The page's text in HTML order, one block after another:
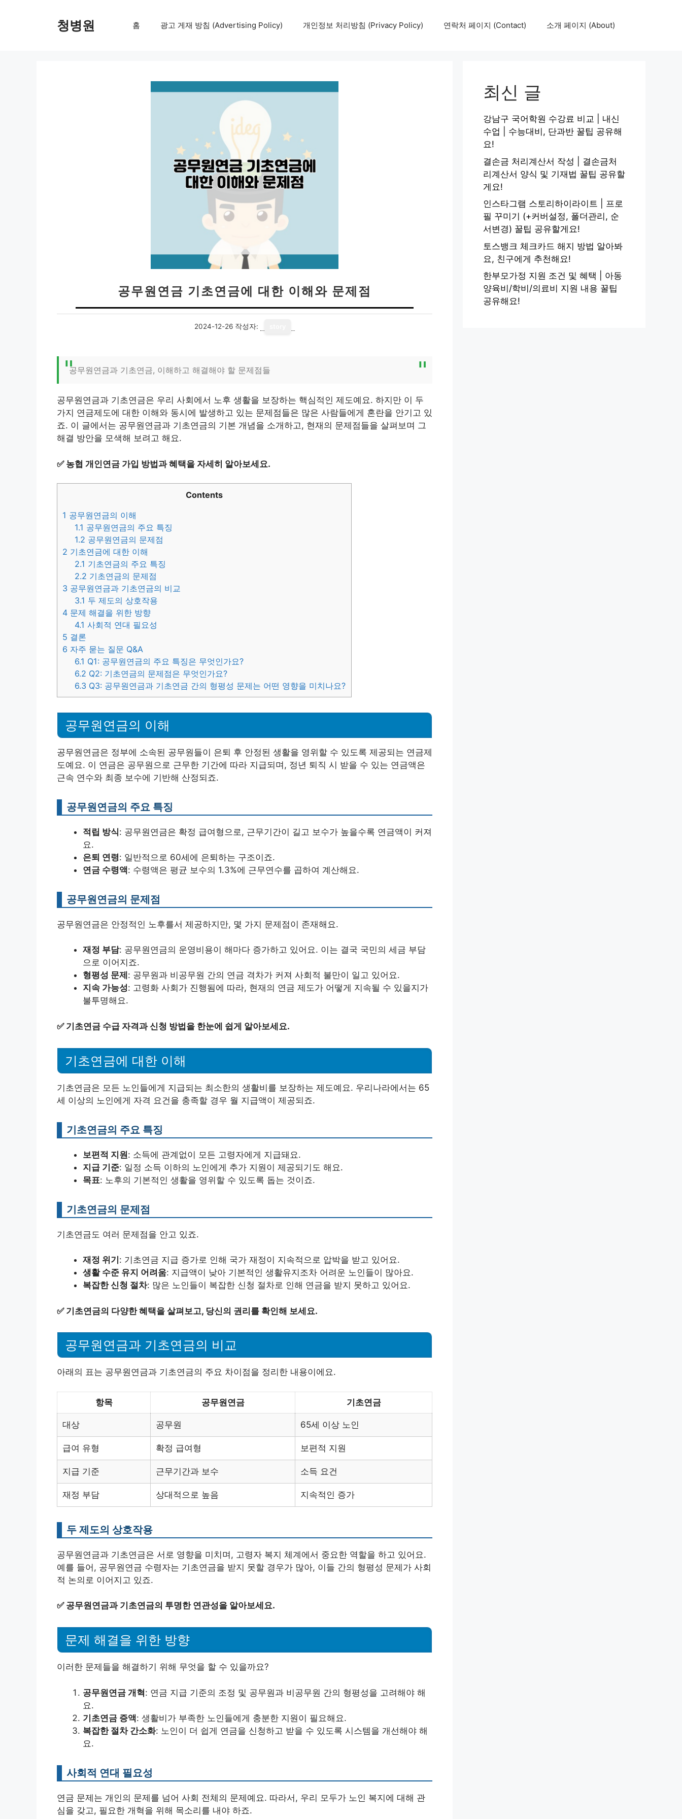
청병원 홈 광고 게재 방침 (Advertising Policy) 개인정보 처리방침 (Privacy Policy) 연락처 페이지 (Contact) 소개 페이지 (About)
공무원연금 기초연금에 대한 이해와 문제점
2024-12-26 작성자:
공무원연금과 기초연금, 이해하고 해결해야 할 문제점들
공무원연금과 기초연금은 우리 사회에서 노후 생활을 보장하는 핵심적인 제도예요. 하지만 이 두
가지 연금제도에 대한 이해와 동시에 발생하고 있는 문제점들은 많은 사람들에게 혼란을 안기고 있
죠. 이 글에서는 공무원연금과 기초연금의 기본 개념을 소개하고, 현재의 문제점들을 살펴보며 그
해결 방안을 모색해 보려고 해요.
✅ 농협 개인연금 가입 방법과 혜택을 자세히 알아보세요.
Contents
1 공무원연금의 이해
1.1 공무원연금의 주요 특징
1.2 공무원연금의 문제점
2 기초연금에 대한 이해
2.1 기초연금의 주요 특징
2.2 기초연금의 문제점
3 공무원연금과 기초연금의 비교
3.1 두 제도의 상호작용
4 문제 해결을 위한 방향
4.1 사회적 연대 필요성
5 결론
6 자주 묻는 질문 Q&A
6.1 Q1: 공무원연금의 주요 특징은 무엇인가요?
6.2 Q2: 기초연금의 문제점은 무엇인가요?
6.3 Q3: 공무원연금과 기초연금 간의 형평성 문제는 어떤 영향을 미치나요?
공무원연금의 이해
공무원연금은 정부에 소속된 공무원들이 은퇴 후 안정된 생활을 영위할 수 있도록 제공되는 연금제
도예요. 이 연금은 공무원으로 근무한 기간에 따라 지급되며, 정년 퇴직 시 받을 수 있는 연금액은
근속 연수와 최종 보수에 기반해 산정되죠.
공무원연금의 주요 특징
적립 방식: 공무원연금은 확정 급여형으로, 근무기간이 길고 보수가 높을수록 연금액이 커져
요.
은퇴 연령: 일반적으로 60세에 은퇴하는 구조이죠.
연금 수령액: 수령액은 평균 보수의 1.3%에 근무연수를 곱하여 계산해요.
공무원연금의 문제점
공무원연금은 안정적인 노후를서 제공하지만, 몇 가지 문제점이 존재해요.
재정 부담: 공무원연금의 운영비용이 해마다 증가하고 있어요. 이는 결국 국민의 세금 부담
으로 이어지죠.
형평성 문제 : 공무원과 비공무원 간의 연금 격차가 커져 사회적 불만이 일고 있어요.
지속 가능성: 고령화 사회가 진행됨에 따라, 현재의 연금 제도가 어떻게 지속될 수 있을지가
불투명해요.
✅ 기초연금 수급 자격과 신청 방법을 한눈에 쉽게 알아보세요.
기초연금에 대한 이해
기초연금은 모든 노인들에게 지급되는 최소한의 생활비를 보장하는 제도예요. 우리나라에서는 65
세 이상의 노인에게 자격 요건을 충족할 경우 월 지급액이 제공되죠.
기초연금의 주요 특징
보편적 지원: 소득에 관계없이 모든 고령자에게 지급돼요.
지급 기준: 일정 소득 이하의 노인에게 추가 지원이 제공되기도 해요.
목표: 노후의 기본적인 생활을 영위할 수 있도록 돕는 것이죠.
기초연금의 문제점
기초연금도 여러 문제점을 안고 있죠.
재정 위기 : 기초연금 지급 증가로 인해 국가 재정이 지속적으로 압박을 받고 있어요.
생활 수준 유지 어려움: 지급액이 낮아 기본적인 생활유지조차 어려운 노인들이 많아요.
복잡한 신청 절차: 많은 노인들이 복잡한 신청 절차로 인해 연금을 받지 못하고 있어요.
✅ 기초연금의 다양한 혜택을 살펴보고, 당신의 권리를 확인해 보세요.
공무원연금과 기초연금의 비교
아래의 표는 공무원연금과 기초연금의 주요 차이점을 정리한 내용이에요.
항목 공무원연금 기초연금
대상 공무원 65세 이상 노인
급여 유형 확정 급여형 보편적 지원
지급 기준 근무기간과 보수 소득 요건
재정 부담 상대적으로 높음 지속적인 증가
두 제도의 상호작용
공무원연금과 기초연금은 서로 영향을 미치며, 고령자 복지 체계에서 중요한 역할을 하고 있어요.
예를 들어, 공무원연금 수령자는 기초연금을 받지 못할 경우가 많아, 이들 간의 형평성 문제가 사회
적 논의로 이어지고 있죠.
✅ 공무원연금과 기초연금의 투명한 연관성을 알아보세요.
문제 해결을 위한 방향
이러한 문제들을 해결하기 위해 무엇을 할 수 있을까요?
공무원연금 개혁: 연금 지급 기준의 조정 및 공무원과 비공무원 간의 형평성을 고려해야 해
요.
기초연금 증액: 생활비가 부족한 노인들에게 충분한 지원이 필요해요.
복잡한 절차 간소화: 노인이 더 쉽게 연금을 신청하고 받을 수 있도록 시스템을 개선해야 해
요.
사회적 연대 필요성
연금 문제는 개인의 문제를 넘어 사회 전체의 문제예요. 따라서, 우리 모두가 노인 복지에 대해 관
심을 갖고, 필요한 개혁을 위해 목소리를 내야 하죠.
최신 글
강남구 국어학원 수강료 비교 | 내신
수업 | 수능대비, 단과반 꿀팁 공유해
요!
결손금 처리계산서 작성 | 결손금처
리계산서 양식 및 기재법 꿀팁 공유할
게요!
인스타그램 스토리하이라이트 | 프로
필 꾸미기 (+커버설정, 폴더관리, 순
서변경) 꿀팁 공유할게요!
토스뱅크 체크카드 해지 방법 알아봐
요, 친구에게 추천해요!
한부모가정 지원 조건 및 혜택 | 아동
양육비/학비/의료비 지원 내용 꿀팁
공유해요!